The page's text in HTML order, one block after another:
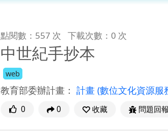
點閱數：557 次 下載次數：0 次
中世紀手抄本
web
教育部委辦計畫： 計畫 (數位文化資源服
0 0 收藏 問題回報